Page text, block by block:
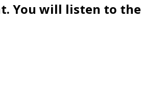
You will listen to the